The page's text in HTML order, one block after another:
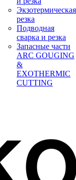
Экзотермическая
резка
Подводная
сварка и резка
Запасные части
ARC GOUGING
&
EXOTHERMIC
CUTTING